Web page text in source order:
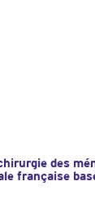
des
française